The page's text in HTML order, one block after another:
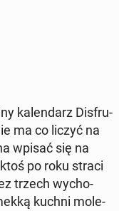
ka­len­darz Dis­fru­
ma co liczyć na
wpisać się na
po roku straci
trzech wy­cho­
kuchni mo­le­